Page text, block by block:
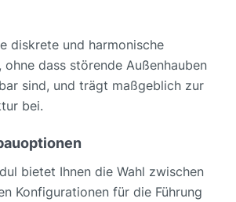
diskrete und harmonische
ohne dass störende Außenhauben
sind, und trägt maßgeblich zur
bei.
bietet Ihnen die Wahl zwischen
Konfigurationen für die Führung